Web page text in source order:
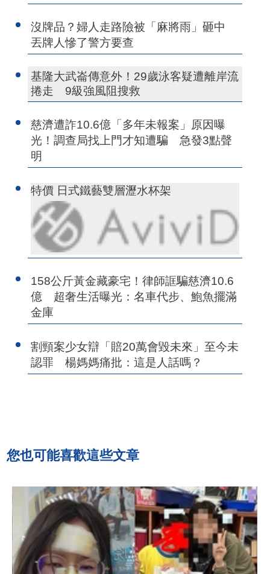
沒牌品？婦人走路險被「麻將雨」砸中
丟牌人慘了警方要查
基隆大武崙傳意外！29歲泳客疑遭離岸流
捲走 9級強風阻搜救
慈濟遭詐10.6億「多年未報案」原因曝
光！調查局找上門才知遭騙 急發3點聲
明
特價 日式鐵藝雙層瀝水杯架
158公斤黃金藏豪宅！律師誆騙慈濟10.6
億 超奢生活曝光：名車代步、鮑魚擺滿
金庫
割頸案少女辯「賠20萬會毀未來」至今未
認罪 楊媽媽痛批：這是人話嗎？
您也可能喜歡這些文章